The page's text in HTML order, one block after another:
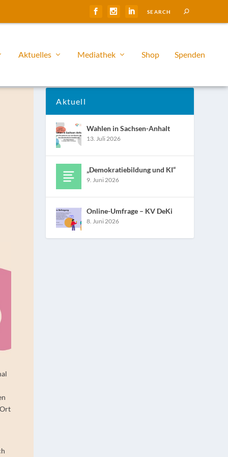
Aktuelles Mediathek Shop Spenden
Aktuell
Wahlen in Sachsen-Anhalt
13. Juli 2026
„Demokratiebildung und KI“
9. Juni 2026
Online-Umfrage – KV DeKi
8. Juni 2026